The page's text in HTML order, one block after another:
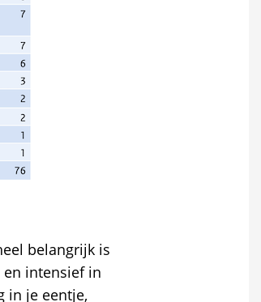
belangrijk is
intensief in
in je eentje,